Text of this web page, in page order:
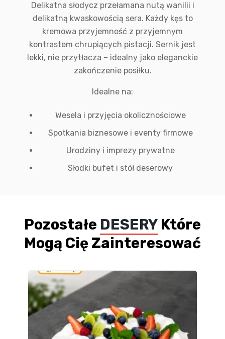
Delikatna słodycz przełamana nutą wanilii i
delikatną kwaskowością sera. Każdy kęs to
kremowa przyjemność z przyjemnym
kontrastem chrupiących pistacji. Sernik jest
lekki, nie przytłacza – idealny jako eleganckie
zakończenie posiłku.
Idealne na:
Wesela i przyjęcia okolicznościowe
Spotkania biznesowe i eventy firmowe
Urodziny i imprezy prywatne
Słodki bufet i stół deserowy
Pozostałe DESERY Które
Mogą Cię Zainteresować